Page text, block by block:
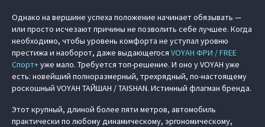
Однако на вершине успеха положение начинает обязывать —
или просто исчезают причины не позволить себе лучшее. Когда
необходимо, чтобы уровень комфорта не уступал уровню
престижа и наоборот, даже выдающегося VOYAH ФРИ / FREE
Спорт+уже мало. Требуется топ-решение. И оно у VOYAH уже
есть: новейший полноразмерный, трехрядный, по-настоящему
роскошный VOYAH ТАЙШАН / TAISHAN. Истинный флагман бренда.
Этот крупный, длиной более пяти метров, автомобиль
практически по любому динамическому, эргономическому,